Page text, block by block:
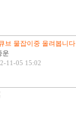
브 물잡이중 올려봅니다
운
11-05 15:02